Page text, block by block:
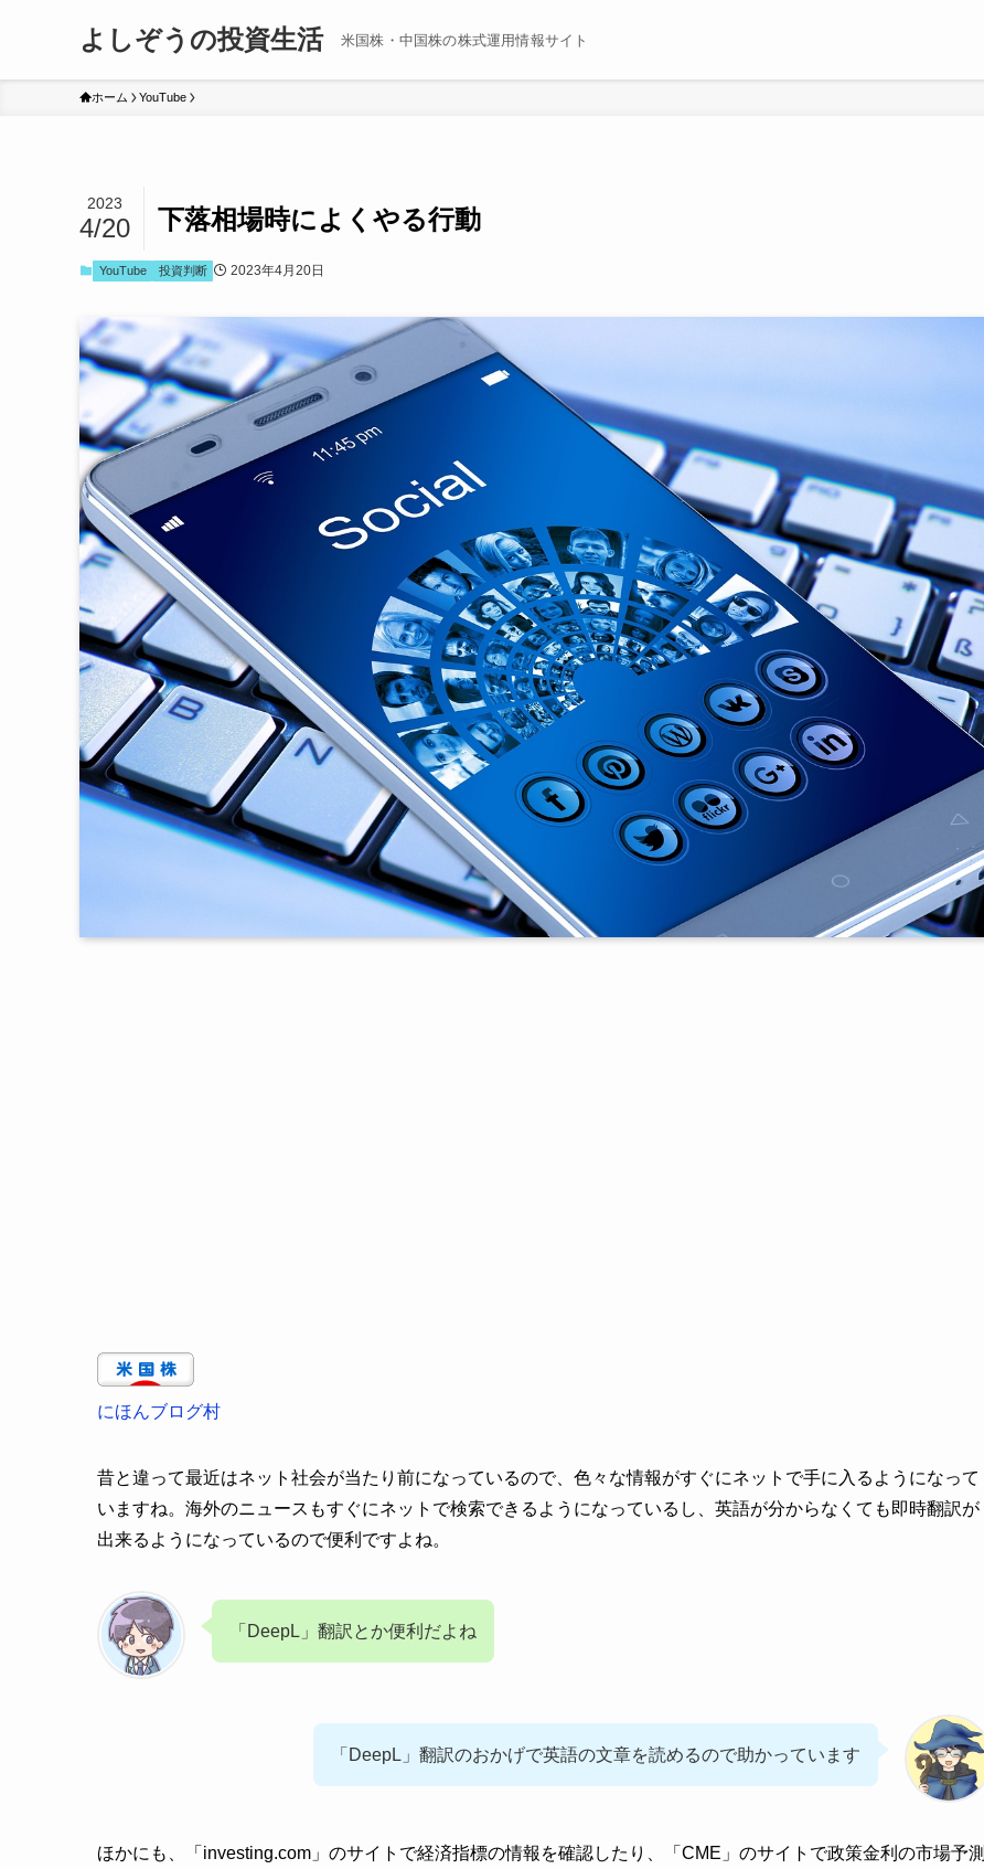
よしぞうの投資生活 米国株・中国株の株式運用情報サイト
ホーム YouTube
下落相場時によくやる行動
2023
4/20
YouTube 投資判断 2023年4月20日
にほんブログ村
昔と違って最近はネット社会が当たり前になっているので、色々な情報がすぐにネットで手に入るようになって
いますね。海外のニュースもすぐにネットで検索できるようになっているし、英語が分からなくても即時翻訳が
出来るようになっているので便利ですよね。
「DeepL」翻訳とか便利だよね
「DeepL」翻訳のおかげで英語の文章を読めるので助かっています
ほかにも、「investing.com」のサイトで経済指標の情報を確認したり、「CME」のサイトで政策金利の市場予測